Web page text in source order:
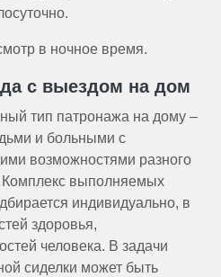
в ночное время.
с выездом на дом
тип патронажа на дому –
и больными с
возможностями разного
Комплекс выполняемых
индивидуально, в
здоровья,
человека. В задачи
сиделки может быть